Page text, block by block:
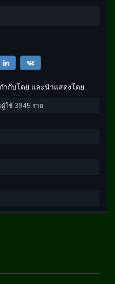
ำกับโดย และนำแสดงโดย .
ผู้ใช้ 3945 ราย